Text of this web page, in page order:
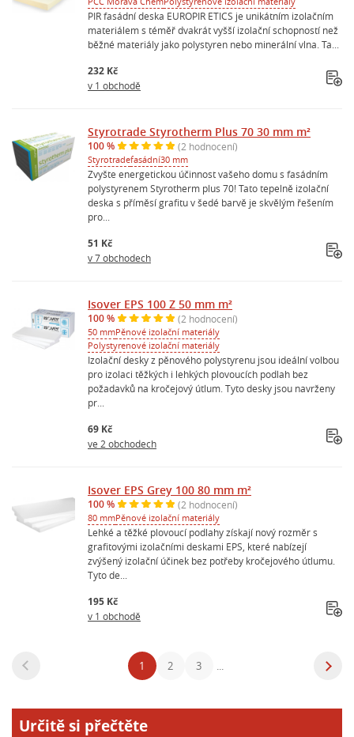
PIR fasádní deska EUROPIR ETICS je unikátním izolačním
materiálem s téměř dvakrát vyšší izolační schopností než
běžné materiály jako polystyren nebo minerální vlna. Ta...
232 Kč
v 1 obchodě
Styrotrade Styrotherm Plus 70 30 mm m²
100 % (2 hodnocení)
Styrotradefasádní30 mm
Zvyšte energetickou účinnost vašeho domu s fasádním
polystyrenem Styrotherm plus 70! Tato tepelně izolační
deska s příměsí grafitu v šedé barvě je skvělým řešením
pro...
51 Kč
v 7 obchodech
Isover EPS 100 Z 50 mm m²
100 % (2 hodnocení)
50 mmPěnové izolační materiály
Polystyrenové izolační materiály
Izolační desky z pěnového polystyrenu jsou ideální volbou
pro izolaci těžkých i lehkých plovoucích podlah bez
požadavků na kročejový útlum. Tyto desky jsou navrženy
pr...
69 Kč
ve 2 obchodech
Isover EPS Grey 100 80 mm m²
100 % (2 hodnocení)
80 mmPěnové izolační materiály
Lehké a těžké plovoucí podlahy získají nový rozměr s
grafitovými izolačními deskami EPS, které nabízejí
zvýšený izolační účinek bez potřeby kročejového útlumu.
Tyto de...
195 Kč
v 1 obchodě
1 2 3
Určitě si přečtěte